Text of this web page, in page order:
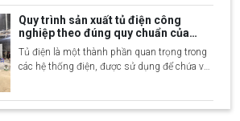
Quy trình sản xuất tủ điện công
nghiệp theo đúng quy chuẩn của
xưởng
Tủ điện là một thành phần quan trọng trong
các hệ thống điện, được sử dụng để chứa và
soát và phân phối dòng điện trong các tòa